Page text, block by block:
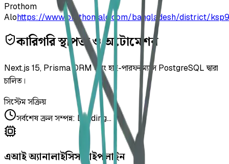
Prothom
Alohttps://www.prothomalo.com/bangladesh/district/
কারিগরি স্থাপত্য ও অটোমেশন
Next.js 15, Prisma ORM এবং হাই-পারফরম্যান্স PostgreSQL দ্বারা
চালিত।
সিস্টেম সক্রিয়
সর্বশেষ ক্রল সম্পন্ন: Loading...
এআই অ্যানালাইসিস পাইপলাইন